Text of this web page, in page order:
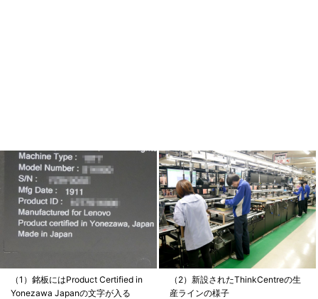
（1）銘板にはProduct Certified in
Yonezawa Japanの文字が入る
（2）新設されたThinkCentreの生
産ラインの様子